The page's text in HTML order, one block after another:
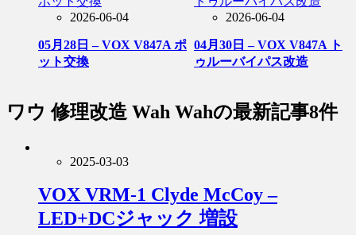
2026-06-04
05月28日 – VOX V847A ポ
ット交換
2026-06-04
04月30日 – VOX V847A ト
ゥルーバイパス改造
ワウ 修理改造 Wah Wahの最新記事8件
2025-03-03
VOX VRM-1 Clyde McCoy –
LED+DCジャック 増設